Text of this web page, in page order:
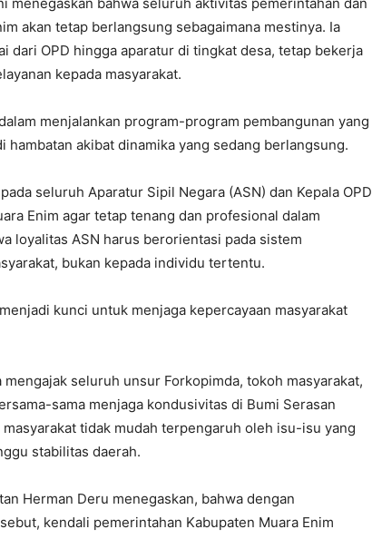
akan tetap berlangsung sebagaimana mestinya. Ia
dari OPD hingga aparatur di tingkat desa, tetap bekerja
kepada masyarakat.
menjalankan program-program pembangunan yang
akibat dinamika yang sedang berlangsung.
seluruh Aparatur Sipil Negara (ASN) dan Kepala OPD
Enim agar tetap tenang dan profesional dalam
loyalitas ASN harus berorientasi pada sistem
bukan kepada individu tertentu.
kunci untuk menjaga kepercayaan masyarakat
seluruh unsur Forkopimda, tokoh masyarakat,
sama menjaga kondusivitas di Bumi Serasan
tidak mudah terpengaruh oleh isu-isu yang
stabilitas daerah.
Herman Deru menegaskan, bahwa dengan
kendali pemerintahan Kabupaten Muara Enim